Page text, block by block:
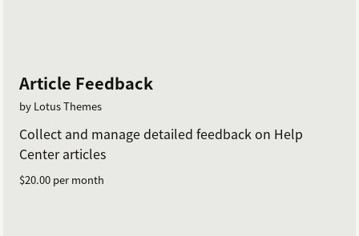
Article Feedback
by Lotus Themes
Collect and manage detailed feedback on Help
Center articles
$20.00 per month